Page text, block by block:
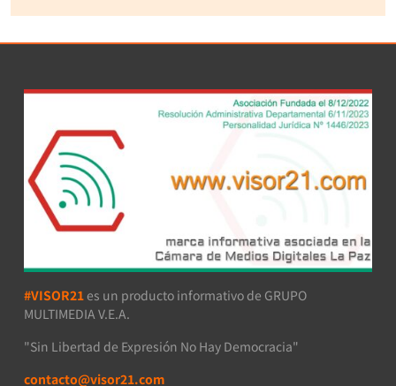
#VISOR21 es un producto informativo de GRUPO
MULTIMEDIA V.E.A.
"Sin Libertad de Expresión No Hay Democracia"
contacto@visor21.com